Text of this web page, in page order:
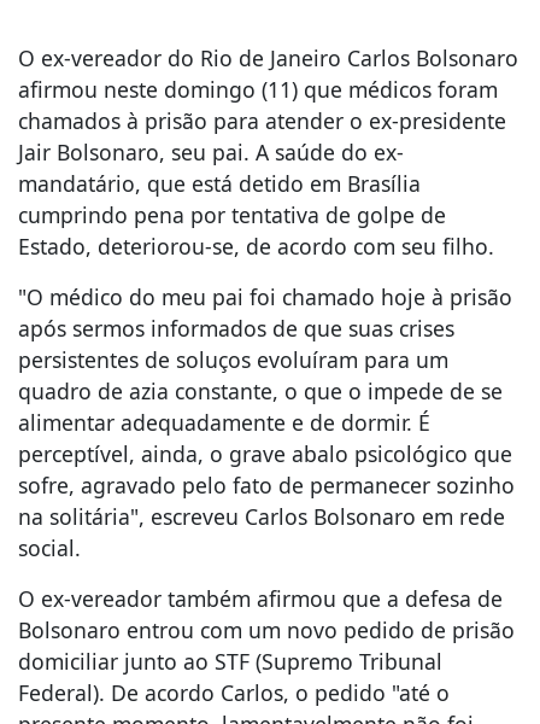
O ex-vereador do Rio de Janeiro Carlos Bolsonaro
afirmou neste domingo (11) que médicos foram
chamados à prisão para atender o ex-presidente
Jair Bolsonaro, seu pai. A saúde do ex-
mandatário, que está detido em Brasília
cumprindo pena por tentativa de golpe de
Estado, deteriorou-se, de acordo com seu filho.
"O médico do meu pai foi chamado hoje à prisão
após sermos informados de que suas crises
persistentes de soluços evoluíram para um
quadro de azia constante, o que o impede de se
alimentar adequadamente e de dormir. É
perceptível, ainda, o grave abalo psicológico que
sofre, agravado pelo fato de permanecer sozinho
na solitária", escreveu Carlos Bolsonaro em rede
social.
O ex-vereador também afirmou que a defesa de
Bolsonaro entrou com um novo pedido de prisão
domiciliar junto ao STF (Supremo Tribunal
Federal). De acordo Carlos, o pedido "até o